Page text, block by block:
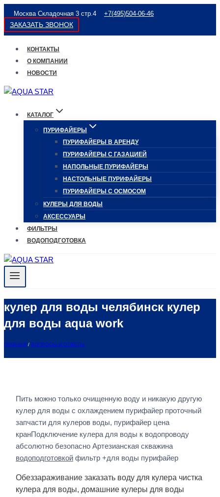
Перейти
к
содержимому
Москва Складочная 3 стр.4 +7(495)504-06-46
ЗАКАЗАТЬ ЗВОНОК
КОНТАКТЫ
О КОМПАНИИ
НОВОСТИ
КАТАЛОГ
ПУРИФАЙЕРЫ
ПУРИФАЙЕРЫ В АРЕНДУ
ПУРИФАЙЕРЫ С ГАЗАЦИЕЙ
НАПОЛЬНЫЕ ПУРИФАЙЕРЫ
НАСТОЛЬНЫЕ ПУРИФАЙЕРЫ
ПУРИФАЙЕРЫ С ОСМОСОМ
КУЛЕРЫ ДЛЯ ВОДЫ
АКСЕССУАРЫ
ФИЛЬТРЫ
ВОДОПОДГОТОВКА
кулер для воды челябинск кулер
для воды aqua work
ГЛАВНАЯ / ВОПРОСЫ И ОТВЕТЫ
Пить можно только очищенную воду и никакую другую
кулер для воды с охлаждением пурифайер проточный
запчасти для кулеров воды, пурифайер цена
кранПодключение кулера для воды к водопроводу
абсолютно безопасно Артезианская скважина
водоподготовкой фильтр +для воды пурифайер
Обеззараживание заказать воду для кулера чистка
кулера для воды, домашние кулеры для воды